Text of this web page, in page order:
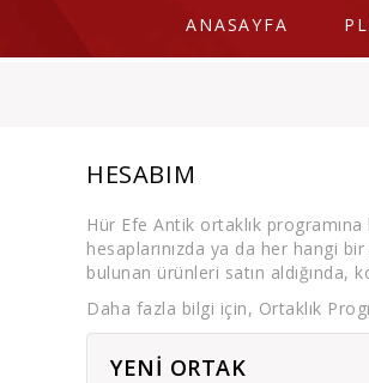
ANASAYFA
HESABIM
Hür Efe Antik ortaklık
hesaplarınızda ya da her hangi
bulunan ürünleri satın aldığında,
Daha fazla bilgi için, Ortaklık
YENI ORTAK